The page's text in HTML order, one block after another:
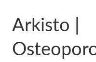
Arkisto |